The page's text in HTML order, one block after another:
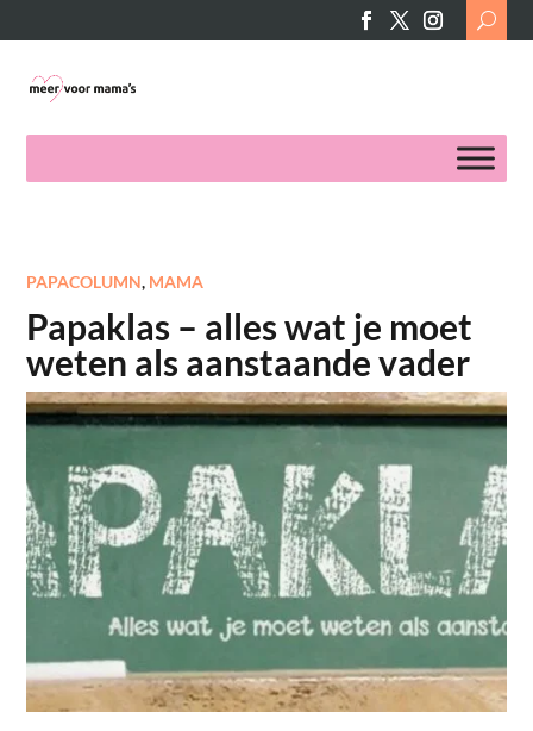
Search
for:
PAPACOLUMN, MAMA
Papaklas – alles wat je moet
weten als aanstaande vader